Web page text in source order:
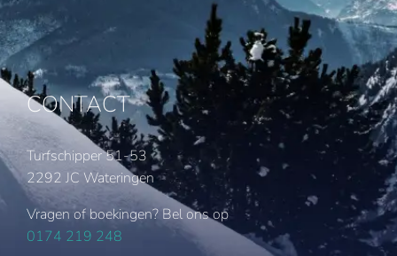
CONTACT
Turfschipper 51-53
2292 JC Wateringen
Vragen of boekingen? Bel ons op
0174 219 248